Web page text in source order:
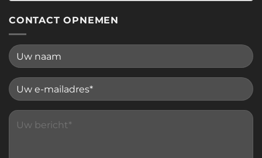
CONTACT OPNEMEN
Please leave this field empty.